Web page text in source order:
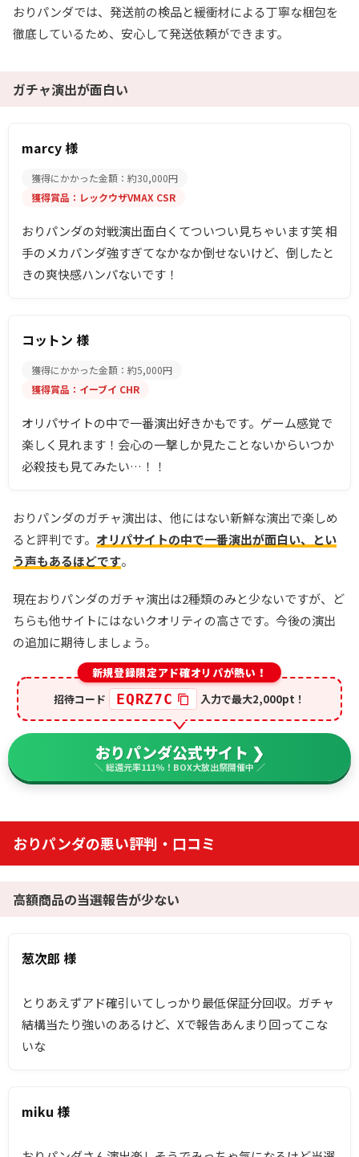
おりパンダでは、発送前の検品と緩衝材による丁寧な梱包を
徹底しているため、安心して発送依頼ができます。
ガチャ演出が面白い
marcy 様
獲得にかかった金額：約30,000円
獲得賞品：レックウザVMAX CSR
おりパンダの対戦演出面白くてついつい見ちゃいます笑 相
手のメカパンダ強すぎてなかなか倒せないけど、倒したと
きの爽快感ハンパないです！
コットン 様
獲得にかかった金額：約5,000円
獲得賞品：イーブイ CHR
オリパサイトの中で一番演出好きかもです。ゲーム感覚で
楽しく見れます！会心の一撃しか見たことないからいつか
必殺技も見てみたい…！！
おりパンダのガチャ演出は、他にはない新鮮な演出で楽しめ
ると評判です。 オリパサイトの中で一番演出が面白い、とい
う声もあるほどです。
現在おりパンダのガチャ演出は2種類のみと少ないですが、ど
ちらも他サイトにはないクオリティの高さです。今後の演出
の追加に期待しましょう。
新規登録限定アド確オリパが熱い！
招待コード
EQRZ7C 入力で最大2,000pt！
おりパンダ公式サイト ❯
＼ 総還元率111％！BOX大放出祭開催中 ／
おりパンダの悪い評判・口コミ
高額商品の当選報告が少ない
葱次郎 様
とりあえずアド確引いてしっかり最低保証分回収。ガチャ
結構当たり強いのあるけど、Xで報告あんまり回ってこな
いな
miku 様